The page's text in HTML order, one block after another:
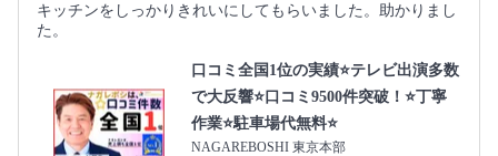
キッチンをしっかりきれいにしてもらいました。助かりまし
た。
口コミ全国1位の実績⭐テレビ出演多数
で大反響⭐口コミ9500件突破！⭐丁寧
作業⭐駐車場代無料⭐
NAGAREBOSHI 東京本部